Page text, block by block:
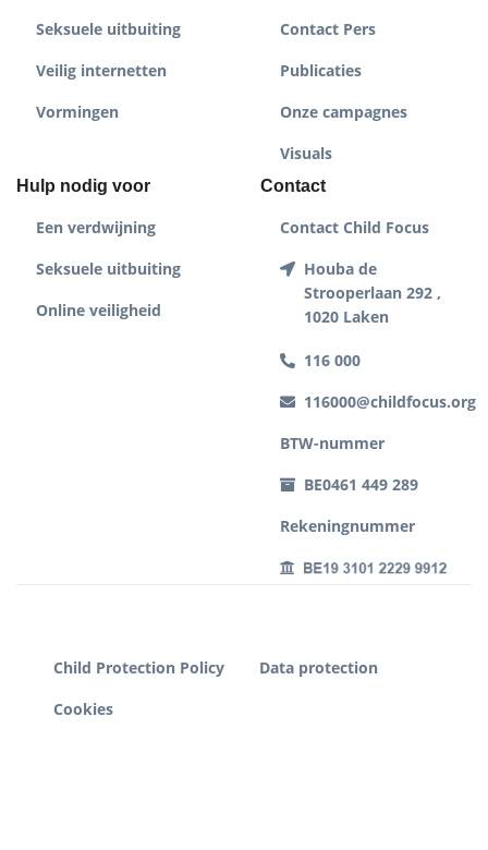
Seksuele uitbuiting
Veilig internetten
Vormingen
Contact Pers
Publicaties
Onze campagnes
Visuals
Hulp nodig voor
Een verdwijning
Seksuele uitbuiting
Online veiligheid
Contact
Contact Child Focus
Houba de
Strooperlaan 292 ,
1020 Laken
116 000
116000@childfocus.org
BTW-nummer
BE0461 449 289
Rekeningnummer
Child Protection Policy
Data protection
Cookies